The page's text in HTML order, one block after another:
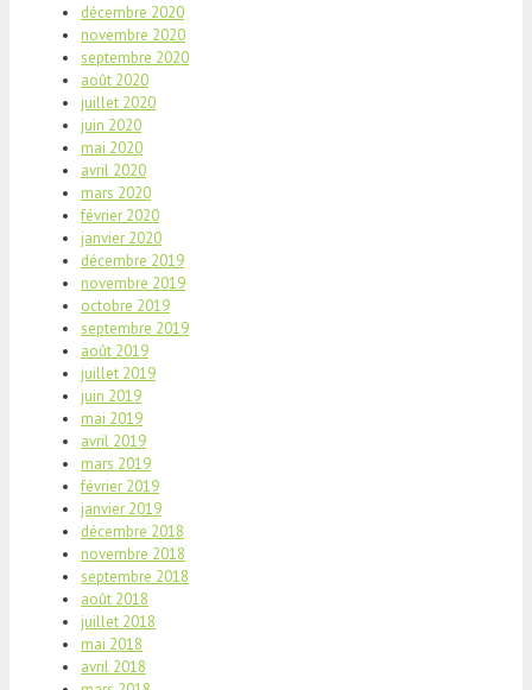
décembre 2020
novembre 2020
septembre 2020
août 2020
juillet 2020
juin 2020
mai 2020
avril 2020
mars 2020
février 2020
janvier 2020
décembre 2019
novembre 2019
octobre 2019
septembre 2019
août 2019
juillet 2019
juin 2019
mai 2019
avril 2019
mars 2019
février 2019
janvier 2019
décembre 2018
novembre 2018
septembre 2018
août 2018
juillet 2018
mai 2018
avril 2018